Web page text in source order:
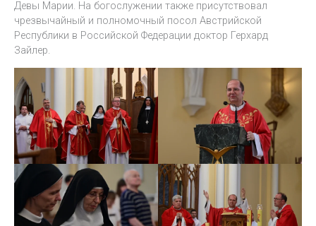
Девы Марии. На богослужении также присутствовал
чрезвычайный и полномочный посол Австрийской
Республики в Российской Федерации доктор Герхард
Зайлер.